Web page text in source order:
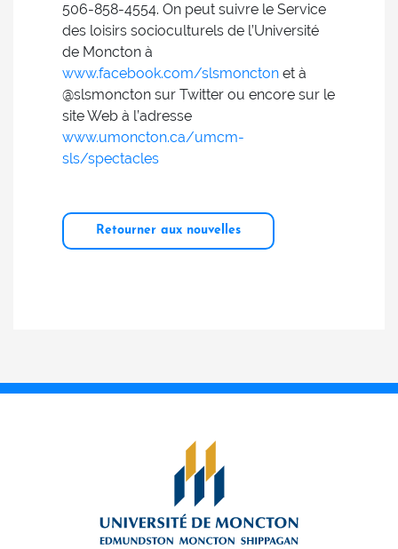
506-858-4554. On peut suivre le Service
des loisirs socioculturels de l’Université
de Moncton à
www.facebook.com/slsmoncton et à
@slsmoncton sur Twitter ou encore sur le
site Web à l’adresse
www.umoncton.ca/umcm-
sls/spectacles
Retourner aux nouvelles